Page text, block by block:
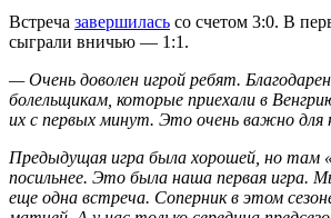
Встреча завершилась со счетом 3:0. В
сыграли вничью — 1:1.
— Очень доволен игрой ребят.
болельщикам, которые приехали в
их с первых минут. Это очень важно для
Предыдущая игра была хорошей, но там
посильнее. Это была наша первая игра.
еще одна встреча. Соперник в этом